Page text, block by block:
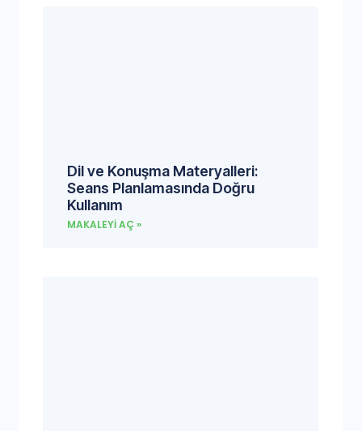
Dil ve Konuşma Materyalleri:
Seans Planlamasında Doğru
Kullanım
MAKALEYI AÇ »